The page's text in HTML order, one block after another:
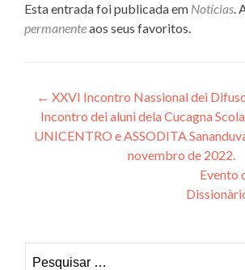
Esta entrada foi publicada em Notícias.
permanenteaos seus favoritos.
Navegação
de
← XXVI Incontro Nassional dei
Incontro dei aluni dela Cucagna
UNICENTRO e ASSODITA
novembro de 2022.
Evento